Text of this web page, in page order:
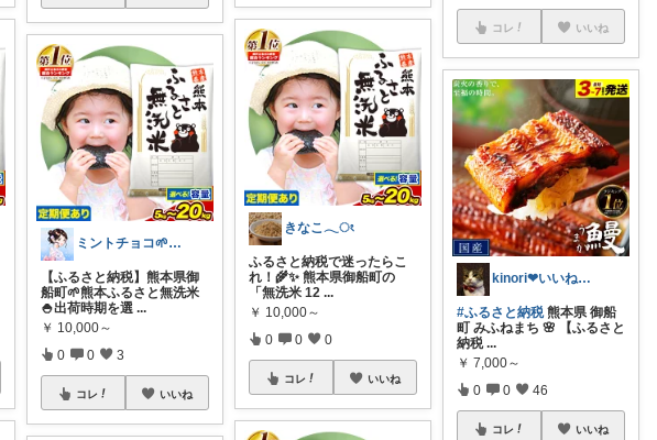
ミントチョコ🌱いつもありがとう
【ふるさと納税】熊本県御
船町🌱熊本ふるさと無洗米
🍚出荷時期を選 ...
￥ 10,000～
0 0 3
コレ いいね
きなこ𓂃ং
ふるさと納税で迷ったらこ
れ！🌾✨ 熊本県御船町の
「無洗米 12 ...
￥ 10,000～
0 0 0
コレ いいね
コレ いいね
kinori❤︎いいねご購入感謝です💝
#ふるさと納税熊本県 御船
町 みふねまち 🌸 【ふるさと
納税 ...
￥ 7,000～
0 0 46
コレ いいね